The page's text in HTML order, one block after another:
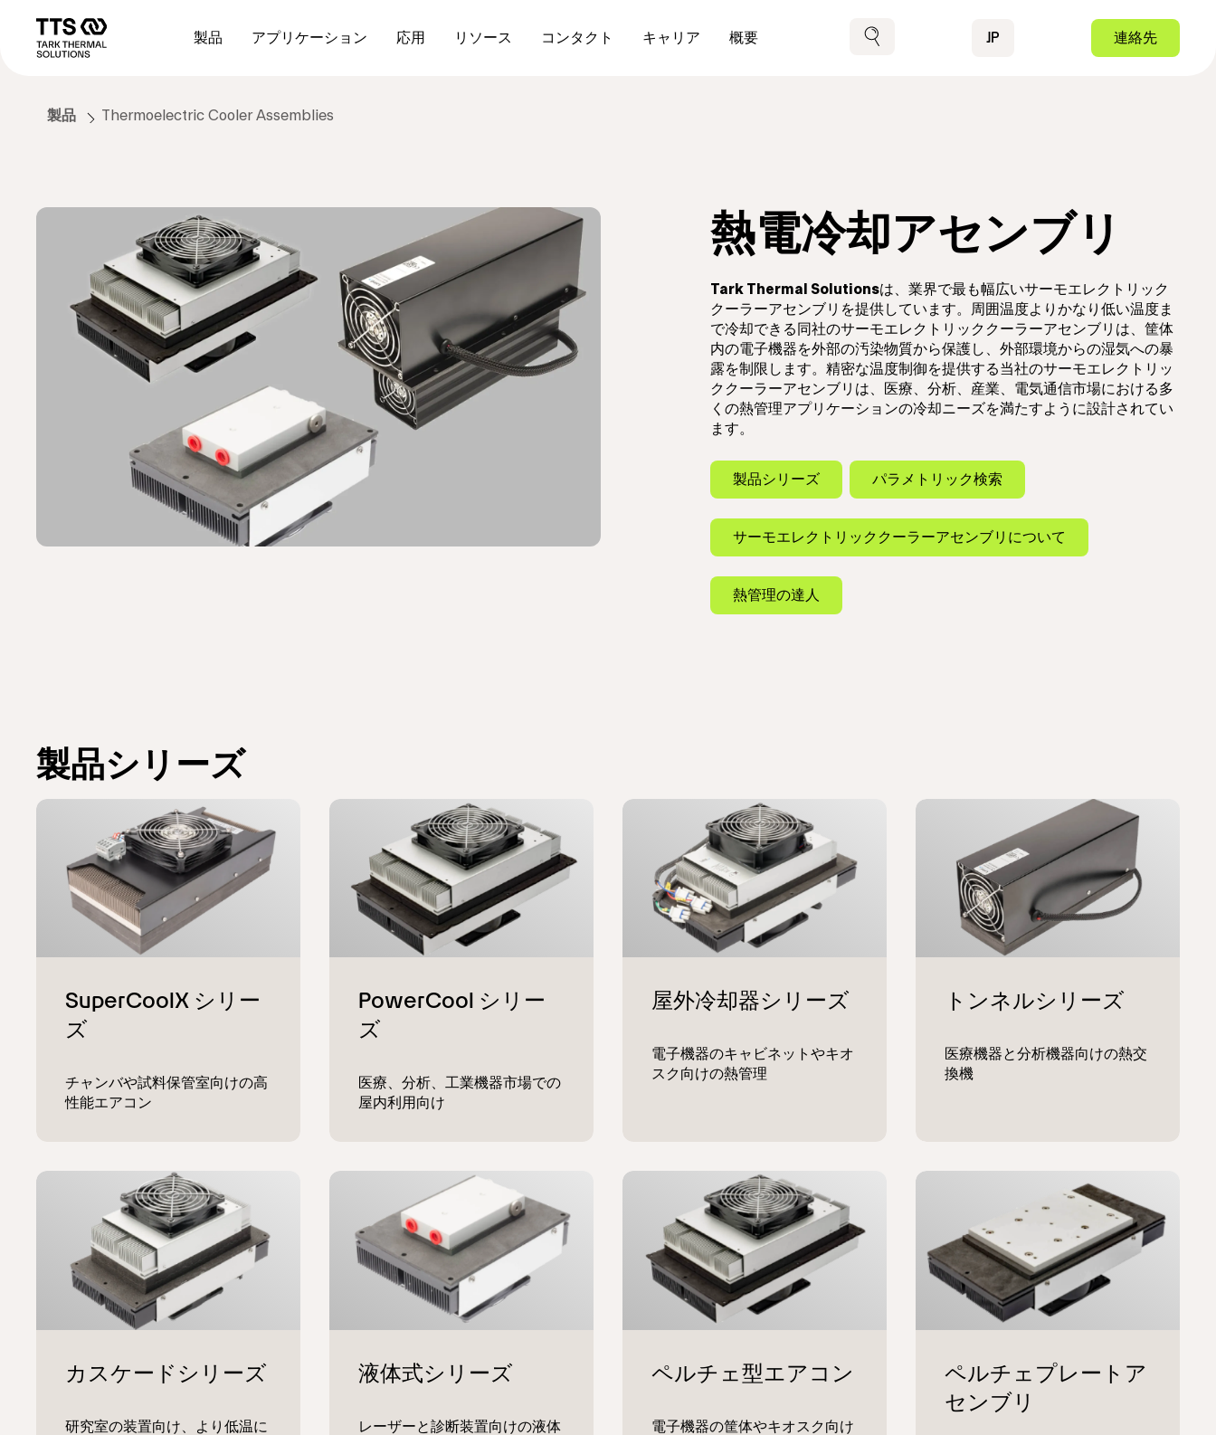
navigation
製品 アプリケーション 応用 リソース コンタクト キャリア 概要 検索 JP Contact
連絡先
製品 Thermoelectric Cooler Assemblies
熱電冷却アセンブリ
Tark Thermal Solutionsは、業界で最も幅広いサーモエレクトリック
クーラーアセンブリを提供しています。周囲温度よりかなり低い温度ま
で冷却できる同社のサーモエレクトリッククーラーアセンブリは、筐体
内の電子機器を外部の汚染物質から保護し、外部環境からの湿気への暴
露を制限します。精密な温度制御を提供する当社のサーモエレクトリッ
ククーラーアセンブリは、医療、分析、産業、電気通信市場における多
くの熱管理アプリケーションの冷却ニーズを満たすように設計されてい
ます。
製品シリーズ パラメトリック検索
サーモエレクトリッククーラーアセンブリについて
熱管理の達人
製品シリーズ
チャンバや試料保管室向けの高
性能エアコン
医療、分析、工業機器市場での
屋内利用向け
電子機器のキャビネットやキオ
スク向けの熱管理
医療機器と分析機器向けの熱交
換機
研究室の装置向け、より低温に
レーザーと診断装置向けの液体
電子機器の筐体やキオスク向け